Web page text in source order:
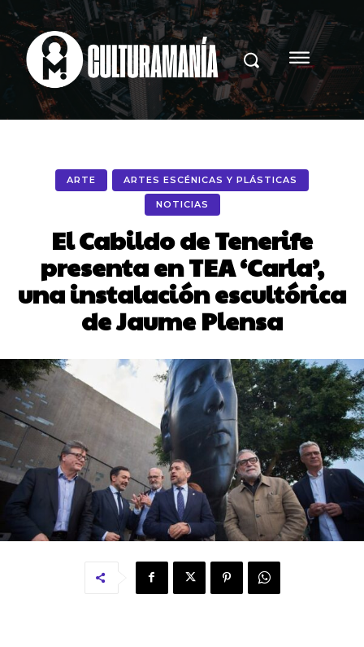
ARTE ARTES ESCÉNICAS Y PLÁSTICAS
NOTICIAS
El Cabildo de Tenerife
presenta en TEA ‘Carla’,
una instalación escultórica
de Jaume Plensa